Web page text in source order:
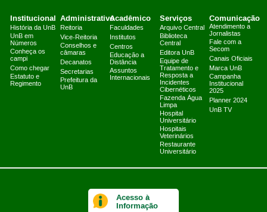
Institucional
História da UnB
UnB em
Números
Conheça os
campi
Como chegar
Estatuto e
Regimento
Administrativo
Reitoria
Vice-Reitoria
Conselhos e
câmaras
Decanatos
Secretarias
Prefeitura da
UnB
Acadêmico
Faculdades
Institutos
Centros
Educação a
Distância
Assuntos
Internacionais
Serviços
Arquivo Central
Biblioteca
Central
Editora UnB
Equipe de
Tratamento e
Resposta a
Incidentes
Cibernéticos
Fazenda Água
Limpa
Hospital
Universitário
Hospitais
Veterinários
Restaurante
Universitário
Comunicação
Atendimento a
Jornalistas
Fale com a
Secom
Canais Oficiais
Marca UnB
Campanha
Institucional
2025
Planner 2024
UnB TV
Acesso à
Informação